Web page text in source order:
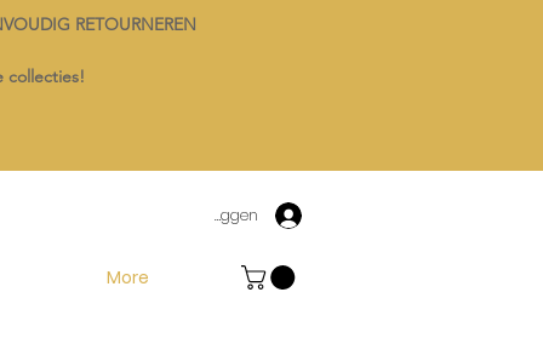
RETOURNEREN
collecties!
Inloggen
More